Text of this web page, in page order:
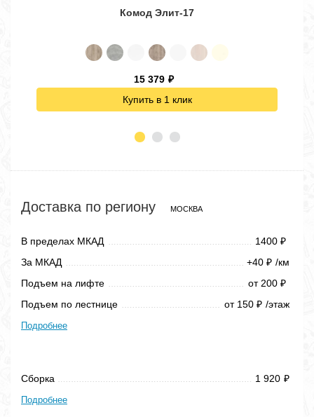
Комод Элит-17
15 379 ₽
Купить в 1 клик
Доставка по региону МОСКВА
В пределах МКАД 1400 ₽
За МКАД +40 ₽ /км
Подъем на лифте
от 200 ₽
Подъем по лестнице от 150 ₽ /этаж
Подробнее
Сборка 1 920 ₽
Подробнее